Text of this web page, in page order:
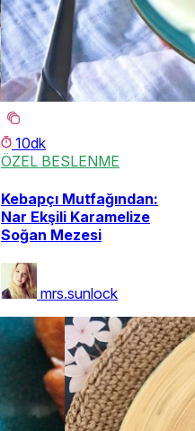
10dk
ÖZEL BESLENME
Kebapçı Mutfağından:
Nar Ekşili Karamelize
Soğan Mezesi
mrs.sunlock